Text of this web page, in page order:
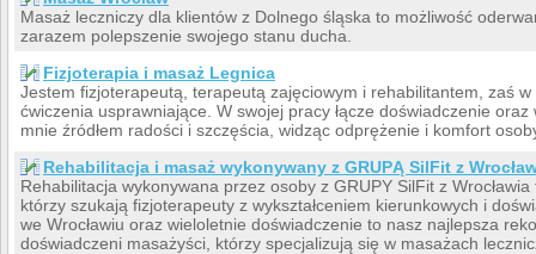
Masaż leczniczy dla klientów z Dolnego śląska to możliwość
zarazem polepszenie swojego stanu ducha.
Fizjoterapia i masaż Legnica
Jestem fizjoterapeutą, terapeutą zajęciowym i rehabilitantem, zaś
ćwiczenia usprawniające. W swojej pracy łącze doświadczenie
mnie źródłem radości i szczęścia, widząc odprężenie i komfort
Rehabilitacja i masaż wykonywany z GRUPĄ SilFit z
Rehabilitacja wykonywana przez osoby z GRUPY SilFit z
którzy szukają fizjoterapeuty z wykształceniem kierunkowych i
we Wrocławiu oraz wieloletnie doświadczenie to nasz najlepsza
doświadczeni masażyści, którzy specjalizują się w masażach